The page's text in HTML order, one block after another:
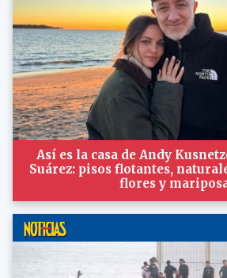
Así es la casa de Andy
Suárez: pisos flotantes,
flores y